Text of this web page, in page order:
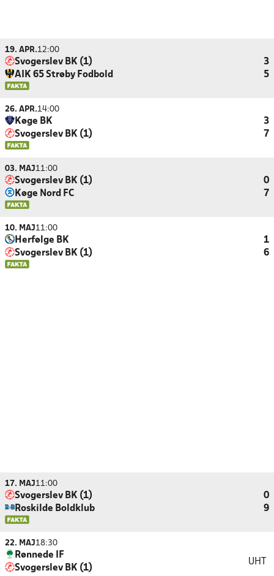
19. APR.12:00
Svogerslev BK (1)
3
AIK 65 Strøby Fodbold
5
26. APR.14:00
Køge BK
3
Svogerslev BK (1)
7
03. MAJ11:00
Svogerslev BK (1)
0
Køge Nord FC
7
10. MAJ11:00
Herfølge BK
1
Svogerslev BK (1)
6
17. MAJ11:00
Svogerslev BK (1)
0
Roskilde Boldklub
9
22. MAJ18:30
Rønnede IF
Svogerslev BK (1)
UHT